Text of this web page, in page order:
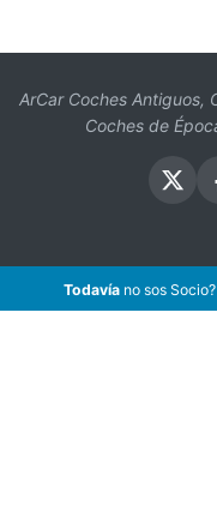
ArCar Coches Antiguos,
Coches de
Todavíano sos